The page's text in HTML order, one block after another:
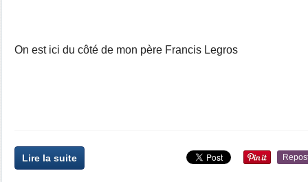
On est ici du côté de mon père Francis Legros
Lire la suite